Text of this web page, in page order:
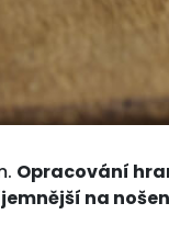
Opracování
na